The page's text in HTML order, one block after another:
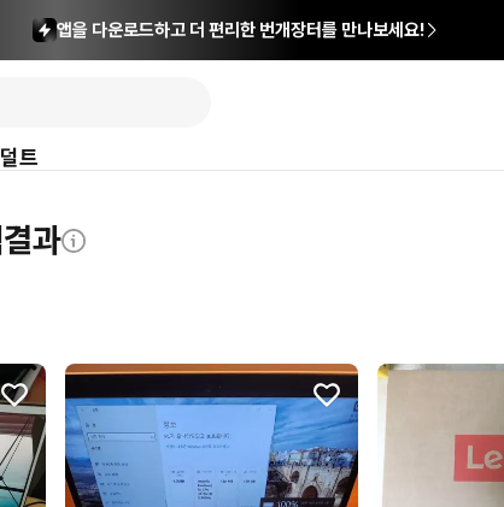
앱을 다운로드하고 더 편리한 번개장터를 만나보세요!
트
과